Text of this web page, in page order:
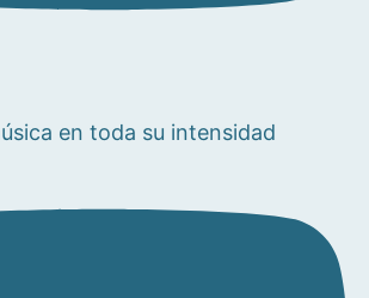
en toda su intensidad